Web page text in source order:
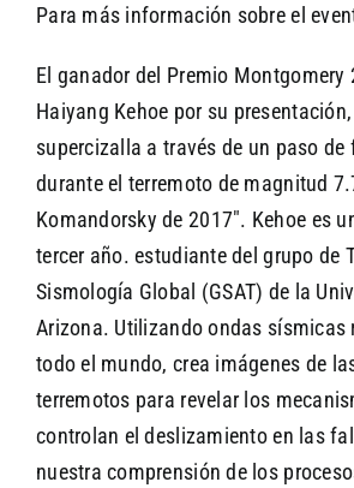
Para más información sobre el
El ganador del Premio Montgomery
Haiyang Kehoe por su
supercizalla a través de un paso
durante el terremoto de magnitud
Komandorsky de 2017". Kehoe es
tercer año. estudiante del grupo de
Sismología Global (GSAT) de la
Arizona. Utilizando ondas sísmicas
todo el mundo, crea imágenes de
terremotos para revelar los
controlan el deslizamiento en las
nuestra comprensión de los